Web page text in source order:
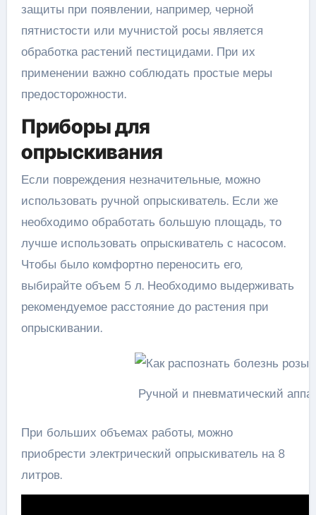
защиты при появлении, например, черной
пятнистости или мучнистой росы является
обработка растений пестицидами. При их
применении важно соблюдать простые меры
предосторожности.
Приборы для
опрыскивания
Если повреждения незначительные, можно
использовать ручной опрыскиватель. Если же
необходимо обработать большую площадь, то
лучше использовать опрыскиватель с насосом.
Чтобы было комфортно переносить его,
выбирайте объем 5 л. Необходимо выдерживать
рекомендуемое расстояние до растения при
опрыскивании.
Ручной и пневматический
При больших объемах работы, можно
приобрести электрический опрыскиватель на 8
литров.